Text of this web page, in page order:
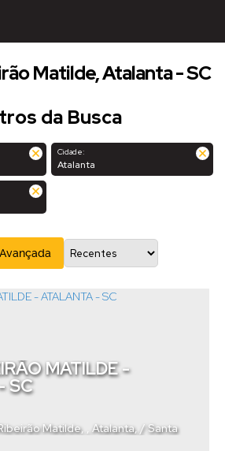
Matilde, Atalanta - SC
da Busca
Cidade:
Atalanta
MATILDE -
SC
Matilde Atalanta, Santa